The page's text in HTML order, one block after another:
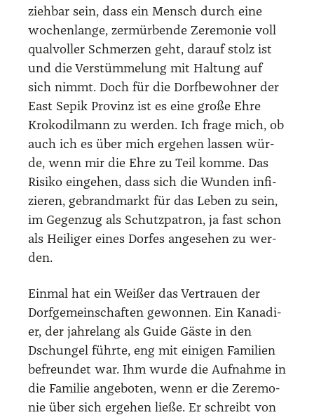
zieh­bar sein, dass ein Mensch durch eine
wochen­lan­ge, zer­mür­ben­de Zere­mo­nie voll
qual­vol­ler Schmer­zen geht, dar­auf stolz ist
und die Ver­stüm­me­lung mit Hal­tung auf
sich nimmt. Doch für die Dorf­be­woh­ner der
East Sepik Pro­vinz ist es eine gro­ße Ehre
Kro­ko­dil­mann zu wer­den. Ich fra­ge mich, ob
auch ich es über mich erge­hen las­sen wür­
de, wenn mir die Ehre zu Teil kom­me. Das
Risi­ko ein­ge­hen, dass sich die Wun­den infi­
zie­ren, gebrand­markt für das Leben zu sein,
im Gegen­zug als Schutz­pa­tron, ja fast schon
als Hei­li­ger eines Dor­fes ange­se­hen zu wer­
den.
Ein­mal hat ein Wei­ßer das Ver­trau­en der
Dorf­ge­mein­schaf­ten gewon­nen. Ein Kana­di­
er, der jah­re­lang als Gui­de Gäs­te in den
Dschun­gel führ­te, eng mit eini­gen Fami­li­en
befreun­det war. Ihm wur­de die Auf­nah­me in
die Fami­lie ange­bo­ten, wenn er die Zere­mo­
nie über sich erge­hen lie­ße. Er schreibt von